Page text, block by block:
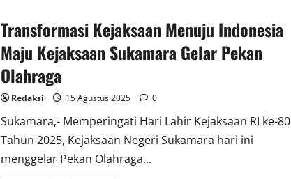
Gelar
Upacara
Bendera
Dan
Juga
Transformasi Kejaksaan Menuju Indonesia
Maju Kejaksaan Sukamara Gelar Pekan
Olahraga
Redaksi 15 Agustus 2025 0
Sukamara,- Memperingati Hari Lahir Kejaksaan RI ke-80
Tahun 2025, Kejaksaan Negeri Sukamara hari ini
menggelar Pekan Olahraga...